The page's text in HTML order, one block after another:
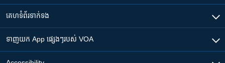
គេហទំព័រ​​ទាក់ទង
ទាញយក​ App ផ្សេងៗ​របស់​ VOA